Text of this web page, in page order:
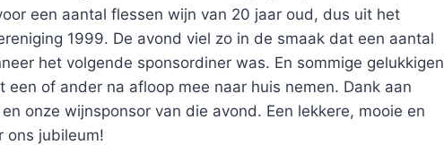
een aantal flessen wijn van 20 jaar oud, dus uit het
1999. De avond viel zo in de smaak dat een aantal
het volgende sponsordiner was. En sommige gelukkigen
een of ander na afloop mee naar huis nemen. Dank aan
onze wijnsponsor van die avond. Een lekkere, mooie en
ons jubileum!